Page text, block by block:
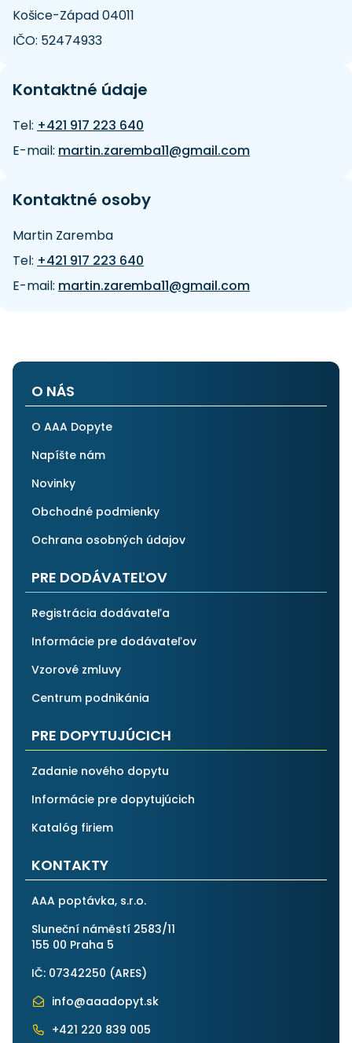
Košice-Západ 04011
IČO: 52474933
Kontaktné údaje
Tel: +421 917 223 640
E-mail: martin.zaremba11@gmail.com
Kontaktné osoby
Martin Zaremba
Tel: +421 917 223 640
E-mail: martin.zaremba11@gmail.com
O NÁS
O AAA Dopyte
Napíšte nám
Novinky
Obchodné podmienky
Ochrana osobných údajov
PRE DODÁVATEĽOV
Registrácia dodávateľa
Informácie pre dodávateľov
Vzorové zmluvy
Centrum podnikánia
PRE DOPYTUJÚCICH
Zadanie nového dopytu
Informácie pre dopytujúcich
Katalóg firiem
KONTAKTY
AAA poptávka, s.r.o.
Sluneční náměstí 2583/11
155 00 Praha 5
IČ: 07342250 (ARES)
info@aaadopyt.sk
+421 220 839 005